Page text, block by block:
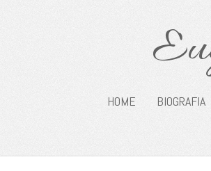
HOME BIOGRAFIA